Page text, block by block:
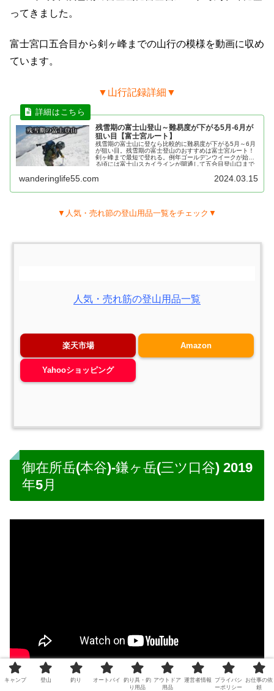
ってきました。
富士宮口五合目から剣ヶ峰までの山行の模様を動画に収め
ています。
▼山行記録詳細▼
残雪期の富士山登山～難易度が下がる5月-6月が
狙い目【富士宮ルート】
残雪期の富士山に登なら比較的に難易度が下がる5月～6月
が狙い目。残雪期の富士登山のおすすめは富士宮ルート！
剣ヶ峰まで最短で登れる。例年ゴールデンウイークが始ま
る頃には富士山スカイラインが開通して五合目登山口まで
wanderinglife55.com 2024.03.15
▼人気・売れ節の登山用品一覧をチェック▼
人気・売れ筋の登山用品一覧
楽天市場 Amazon
Yahooショッピング
御在所岳(本谷)-鎌ヶ岳(三ツ口谷) 2019
年5月
2019年5月、鈴鹿セブンマウンテンズ 御在所岳-鎌ヶ岳縦
キャンプ 登山 釣り オートバイ 釣り具・釣
り用品
アウトドア
用品
運営者情報
プライバシ
ーポリシー
お仕事の依
頼